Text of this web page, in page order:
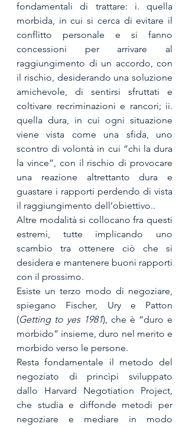
fondamentali di trattare: i. quella
morbida, in cui si cerca di evitare il
conflitto personale e si fanno
concessioni per arrivare al
raggiungimento di un accordo, con
il rischio, desiderando una soluzione
amichevole, di sentirsi sfruttati e
coltivare recriminazioni e rancori; ii.
quella dura, in cui ogni situazione
viene vista come una sfida, uno
scontro di volontà in cui “chi la dura
la vince”, con il rischio di provocare
una reazione altrettanto dura e
guastare i rapporti perdendo di vista
il raggiungimento dell’obiettivo..
Altre modalità si collocano fra questi
estremi, tutte implicando uno
scambio tra ottenere ciò che si
desidera e mantenere buoni rapporti
con il prossimo.
Esiste un terzo modo di negoziare,
spiegano Fischer, Ury e Patton
(Getting to yes 1981), che è “duro e
morbido” insieme, duro nel merito e
morbido verso le persone.
Resta fondamentale il metodo del
negoziato di princìpi sviluppato
dallo Harvard Negotiation Project,
che studia e diffonde metodi per
negoziare e mediare in modo